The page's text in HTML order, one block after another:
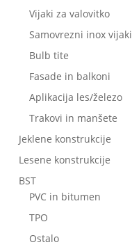
Vijaki za valovitko
Samovrezni inox vijaki
Bulb tite
Fasade in balkoni
Aplikacija les/železo
Trakovi in manšete
Jeklene konstrukcije
Lesene konstrukcije
BST
PVC in bitumen
TPO
Ostalo